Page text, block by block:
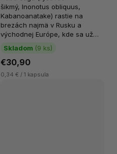
Skladom (9 ks)
€30,90
0,34 € / 1 kapsula
šikmý, Inonotus obliquus,
Kabanoanatake) rastie na
brezách najmä v Rusku a
východnej Európe, kde sa už
stovky rokov používa ako
tradičná liečivá huba....